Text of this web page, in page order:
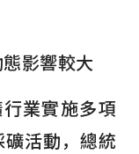
影響較大
業實施多項
活動，總統